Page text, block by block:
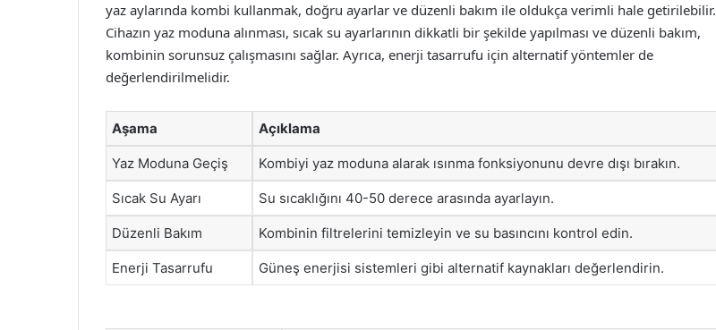
yaz aylarında kombi kullanmak, doğru ayarlar ve düzenli bakım ile oldukça verimli hale getirilebilir.
Cihazın yaz moduna alınması, sıcak su ayarlarının dikkatli bir şekilde yapılması ve düzenli bakım,
kombinin sorunsuz çalışmasını sağlar. Ayrıca, enerji tasarrufu için alternatif yöntemler de
değerlendirilmelidir.
Aşama Açıklama
Yaz Moduna Geçiş Kombiyi yaz moduna alarak ısınma fonksiyonunu devre dışı bırakın.
Sıcak Su Ayarı Su sıcaklığını 40-50 derece arasında ayarlayın.
Düzenli Bakım Kombinin filtrelerini temizleyin ve su basıncını kontrol edin.
Enerji Tasarrufu Güneş enerjisi sistemleri gibi alternatif kaynakları değerlendirin.